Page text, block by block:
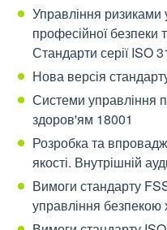
Управління
професійної
Стандарти серії ISO
Нова версія
Системи управління
здоров'ям 18001
Розробка та
якості. Внутрішній
Вимоги стандарту
управління безпекою